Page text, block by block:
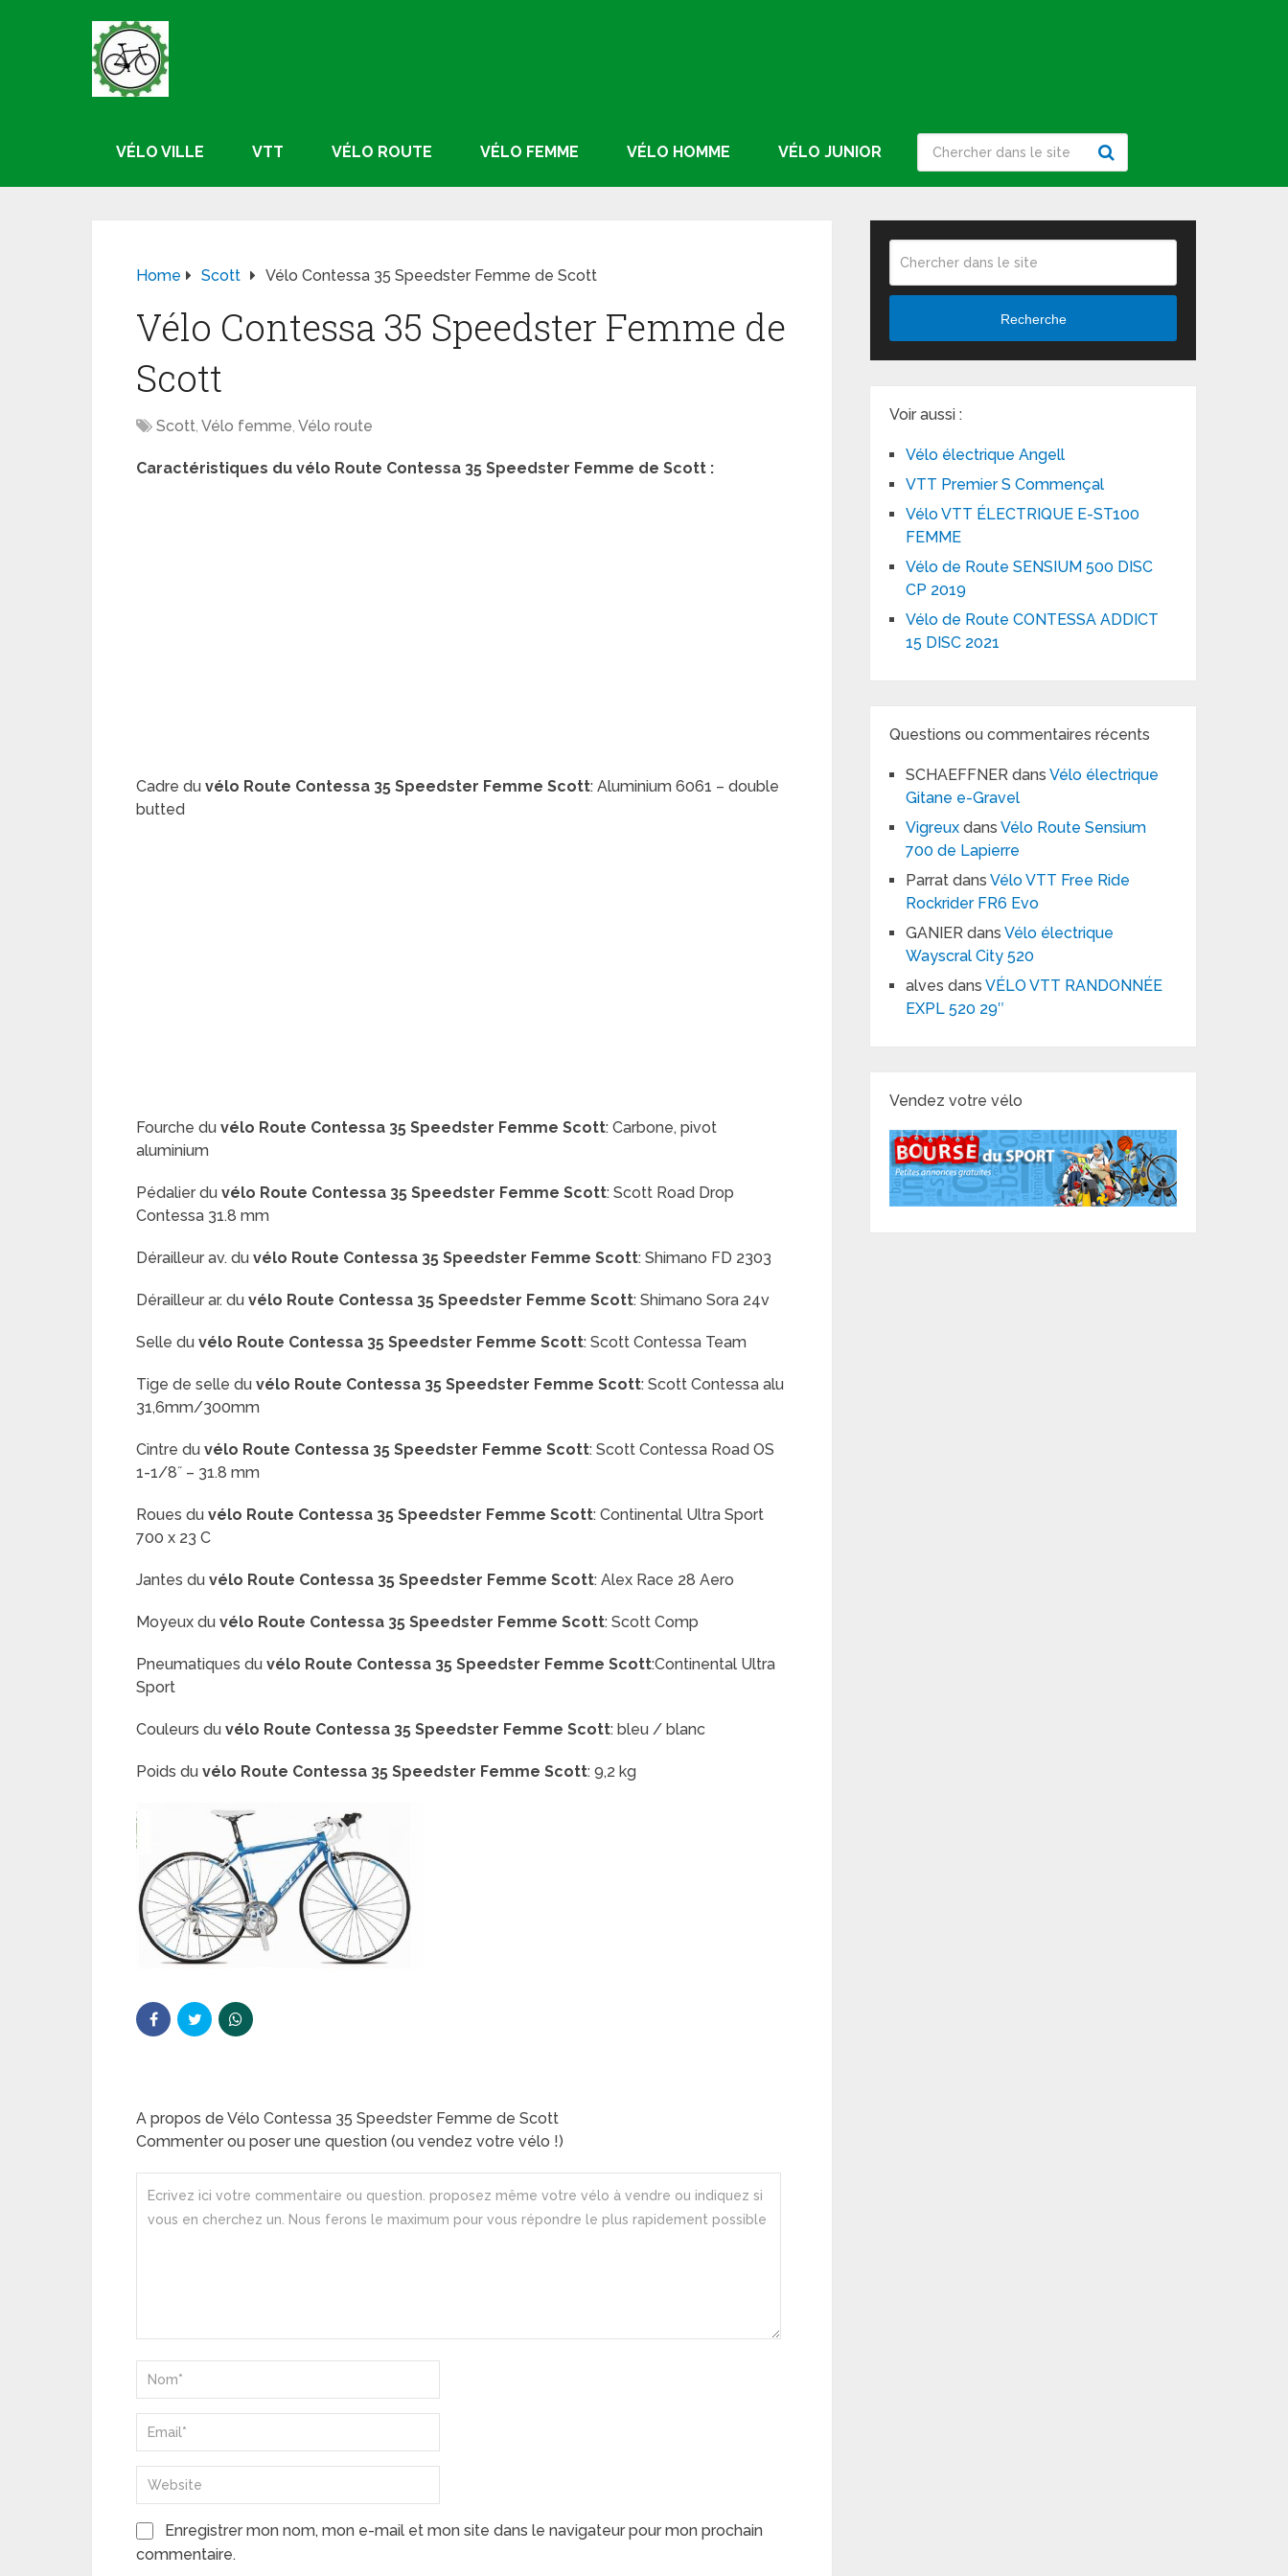
VÉLO VILLE VTT VÉLO ROUTE VÉLO FEMME VÉLO HOMME VÉLO JUNIOR
Home Scott Vélo Contessa 35 Speedster Femme de Scott
Vélo Contessa 35 Speedster Femme de
Scott
Scott, Vélo femme, Vélo route
Caractéristiques du vélo Route Contessa 35 Speedster Femme de Scott :
Cadre du vélo Route Contessa 35 Speedster Femme Scott: Aluminium 6061 – double
butted
Fourche du vélo Route Contessa 35 Speedster Femme Scott: Carbone, pivot
aluminium
Pédalier du vélo Route Contessa 35 Speedster Femme Scott: Scott Road Drop
Contessa 31.8 mm
Dérailleur av. du vélo Route Contessa 35 Speedster Femme Scott: Shimano FD 2303
Dérailleur ar. du vélo Route Contessa 35 Speedster Femme Scott: Shimano Sora 24v
Selle du vélo Route Contessa 35 Speedster Femme Scott: Scott Contessa Team
Tige de selle du vélo Route Contessa 35 Speedster Femme Scott: Scott Contessa alu
31,6mm/300mm
Cintre du vélo Route Contessa 35 Speedster Femme Scott: Scott Contessa Road OS
1-1/8˝ – 31.8 mm
Roues du vélo Route Contessa 35 Speedster Femme Scott: Continental Ultra Sport
700 x 23 C
Jantes du vélo Route Contessa 35 Speedster Femme Scott: Alex Race 28 Aero
Moyeux du vélo Route Contessa 35 Speedster Femme Scott: Scott Comp
Pneumatiques du vélo Route Contessa 35 Speedster Femme Scott:Continental Ultra
Sport
Couleurs du vélo Route Contessa 35 Speedster Femme Scott: bleu / blanc
Poids du vélo Route Contessa 35 Speedster Femme Scott: 9,2 kg
A propos de Vélo Contessa 35 Speedster Femme de Scott
Commenter ou poser une question (ou vendez votre vélo !)
Enregistrer mon nom, mon e-mail et mon site dans le navigateur pour mon prochain
commentaire.
Recherche
Voir aussi :
Vélo électrique Angell
VTT Premier S Commençal
Vélo VTT ÉLECTRIQUE E-ST100
FEMME
Vélo de Route SENSIUM 500 DISC
CP 2019
Vélo de Route CONTESSA ADDICT
15 DISC 2021
Questions ou commentaires récents
SCHAEFFNER dansVélo électrique
Gitane e-Gravel
Vigreux dansVélo Route Sensium
700 de Lapierre
Parrat dansVélo VTT Free Ride
Rockrider FR6 Evo
GANIER dansVélo électrique
Wayscral City 520
alves dansVÉLO VTT RANDONNÉE
EXPL 520 29″
Vendez votre vélo